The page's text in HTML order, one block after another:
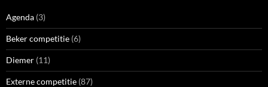
Agenda (3)
Beker competitie (6)
Diemer (11)
Externe competitie (87)